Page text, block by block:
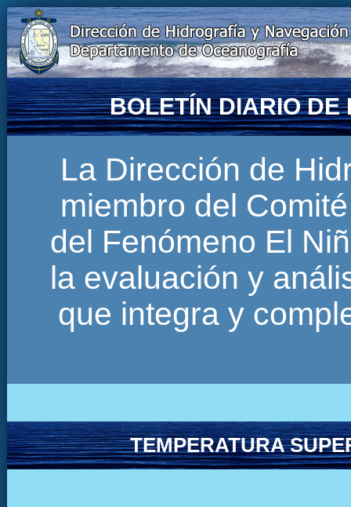
BOLETÍN DIARIO DE
La Dirección de
miembro del
del Fenómeno El
la evaluación y
que integra y
TEMPERATURA